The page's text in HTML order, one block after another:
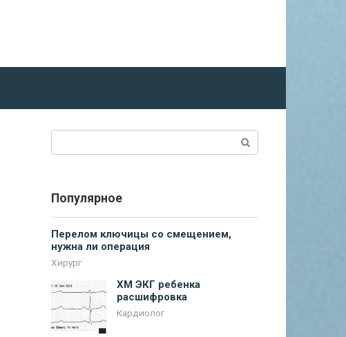
Популярное
Перелом ключицы со смещением,
нужна ли операция
Хирург
ХМ ЭКГ ребенка
расшифровка
Кардиолог